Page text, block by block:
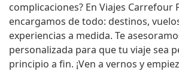
complicaciones? En Viajes Carrefour
encargamos de todo: destinos,
experiencias a medida. Te
personalizada para que tu viaje sea
principio a fin. ¡Ven a vernos y